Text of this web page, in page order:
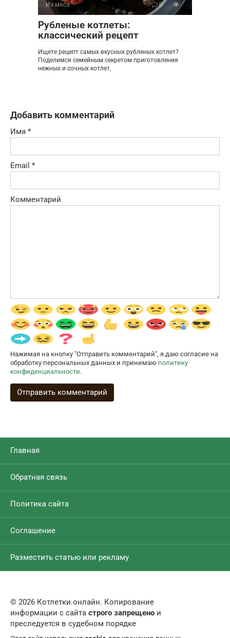
Из мяса 0
Рубленые котлеты:
классический рецепт
Ищете рецепт самых вкусных рубленых котлет?
Поделимся семейным секретом приготовления
нежных и сочных котлет,
Добавить комментарий
Имя *
Email *
Комментарий
Нажимая на кнопку "Отправить комментарий", я даю согласие на
обработку персональных данных и принимаю политику
конфиденциальности.
Главная
Обратная связь
Политика сайта
Соглашение
Разместить статью или рекламу
© 2026 Котлетки.онлайн. Копирование
информации с сайта строго запрещено и
преследуется в судебном порядке